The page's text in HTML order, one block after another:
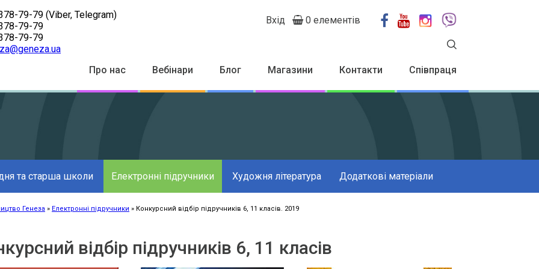
79-79 (Viber, Telegram)
79-79
79-79
menu
Вхід 0 елементів
Top
Menu
Про нас Вебінари Блог Магазини Контакти Співпраця
та старша школи Електронні підручники Художня література Додаткові матеріали
Генеза Електронні підручники Конкурсний відбір підручників 6, 11 класів. 2019
відбір підручників 6, 11 класів